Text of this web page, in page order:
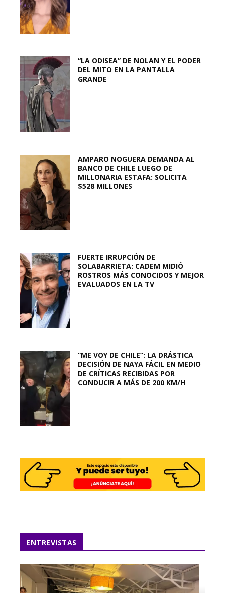
“LA ODISEA” DE NOLAN Y EL PODER
DEL MITO EN LA PANTALLA
GRANDE
AMPARO NOGUERA DEMANDA AL
BANCO DE CHILE LUEGO DE
MILLONARIA ESTAFA: SOLICITA
$528 MILLONES
FUERTE IRRUPCIÓN DE
SOLABARRIETA: CADEM MIDIÓ
ROSTROS MÁS CONOCIDOS Y MEJOR
EVALUADOS EN LA TV
“ME VOY DE CHILE”: LA DRÁSTICA
DECISIÓN DE NAYA FÁCIL EN MEDIO
DE CRÍTICAS RECIBIDAS POR
CONDUCIR A MÁS DE 200 KM/H
ENTREVISTAS